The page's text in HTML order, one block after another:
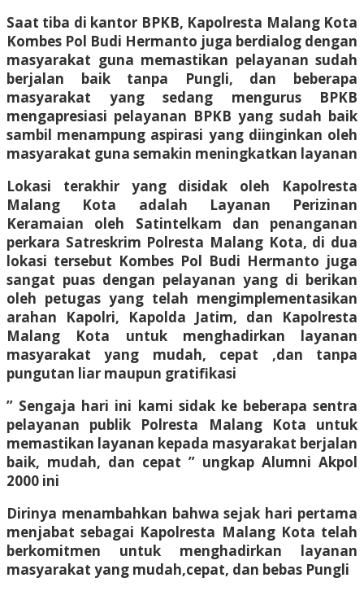
Saat tiba di kantor BPKB, Kapolresta Malang Kota
Kombes Pol Budi Hermanto juga berdialog dengan
masyarakat guna memastikan pelayanan sudah
berjalan baik tanpa Pungli, dan beberapa
masyarakat yang sedang mengurus BPKB
mengapresiasi pelayanan BPKB yang sudah baik
sambil menampung aspirasi yang diinginkan oleh
masyarakat guna semakin meningkatkan layanan
Lokasi terakhir yang disidak oleh Kapolresta
Malang Kota adalah Layanan Perizinan
Keramaian oleh Satintelkam dan penanganan
perkara Satreskrim Polresta Malang Kota, di dua
lokasi tersebut Kombes Pol Budi Hermanto juga
sangat puas dengan pelayanan yang di berikan
oleh petugas yang telah mengimplementasikan
arahan Kapolri, Kapolda Jatim, dan Kapolresta
Malang Kota untuk menghadirkan layanan
masyarakat yang mudah, cepat ,dan tanpa
pungutan liar maupun gratifikasi
” Sengaja hari ini kami sidak ke beberapa sentra
pelayanan publik Polresta Malang Kota untuk
memastikan layanan kepada masyarakat berjalan
baik, mudah, dan cepat ” ungkap Alumni Akpol
2000 ini
Dirinya menambahkan bahwa sejak hari pertama
menjabat sebagai Kapolresta Malang Kota telah
berkomitmen untuk menghadirkan layanan
masyarakat yang mudah,cepat, dan bebas Pungli